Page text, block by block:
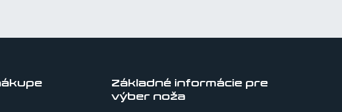
Základné informácie pre
výber noža